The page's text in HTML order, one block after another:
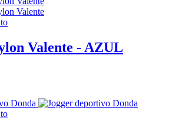
Valente - AZUL